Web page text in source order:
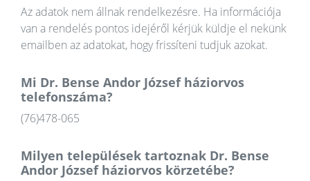
Az adatok nem állnak rendelkezésre. Ha információja
van a rendelés pontos idejéről kérjük küldje el nekünk
emailben az adatokat, hogy frissíteni tudjuk azokat.
Mi Dr. Bense Andor József háziorvos
telefonszáma?
(76)478-065
Milyen települések tartoznak Dr. Bense
Andor József háziorvos körzetébe?